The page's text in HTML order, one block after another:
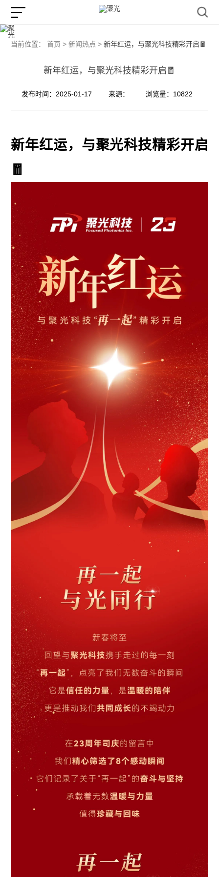
当前位置： 首页 > 新闻热点 > 新年红运，与聚光科技精彩开启🧧
新年红运，与聚光科技精彩开启🧧
发布时间：2025-01-17 来源： 浏览量：10822
新年红运，与聚光科技精彩开启
🧧